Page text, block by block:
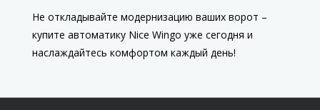
Не откладывайте модернизацию ваших ворот –
купите автоматику Nice Wingo уже сегодня и
наслаждайтесь комфортом каждый день!